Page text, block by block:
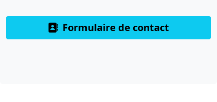
Formulaire de contact